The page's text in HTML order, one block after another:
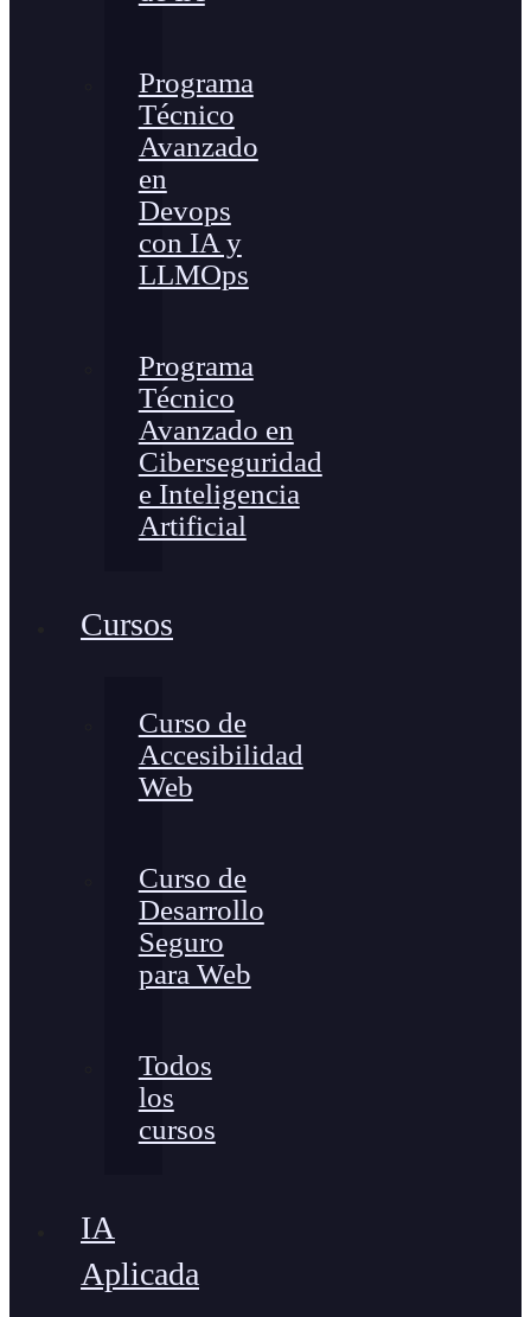
Programa
Técnico
Avanzado
en
Devops
con IA y
LLMOps
Programa
Técnico
Avanzado en
Ciberseguridad
e Inteligencia
Artificial
Cursos
Curso de
Accesibilidad
Web
Curso de
Desarrollo
Seguro
para Web
Todos
los
cursos
IA
Aplicada